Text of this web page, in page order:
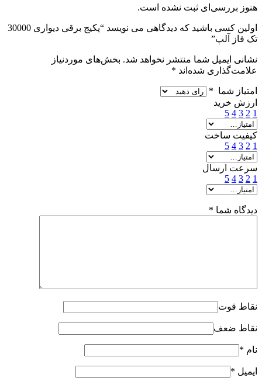
هنوز بررسی‌ای ثبت نشده است.
اولین کسی باشید که دیدگاهی می نویسد “پکیج برقی دیواری 30000
تک فاز آلپ”
نشانی ایمیل شما منتشر نخواهد شد. بخش‌های موردنیاز
علامت‌گذاری شده‌اند *
امتیاز شما *
ارزش خرید
1
2
3
4
5
کیفیت ساخت
1
2
3
4
5
سرعت ارسال
1
2
3
4
5
دیدگاه شما *
نقاط قوت
نقاط ضعف
نام *
ایمیل *